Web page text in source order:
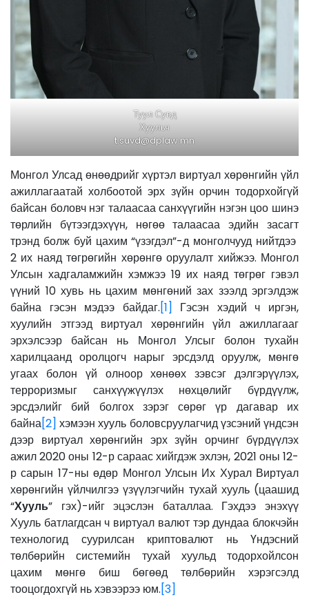
Туул Сувд
Хуульч
t.suvd@dplaw.mn
Монгол Улсад өнөөдрийг хүртэл виртуал хөрөнгийн үйл
ажиллагаатай холбоотой эрх зүйн орчин тодорхойгүй
байсан боловч нэг талаасаа санхүүгийн нэгэн цоо шинэ
төрлийн бүтээгдэхүүн, нөгөө талаасаа эдийн засагт
трэнд болж буй цахим “үзэгдэл”-д монголчууд нийтдээ
2 их наяд төгрөгийн хөрөнгө оруулалт хийжээ. Монгол
Улсын хадгаламжийн хэмжээ 19 их наяд төгрөг гэвэл
үүний 10 хувь нь цахим мөнгөний зах зээлд эргэлдэж
байна гэсэн мэдээ байдаг.[1]
Гэсэн хэдий ч иргэн,
хуулийн этгээд виртуал хөрөнгийн үйл ажиллагааг
эрхэлсээр байсан нь Монгол Улсыг болон тухайн
харилцаанд оролцогч нарыг эрсдэлд оруулж, мөнгө
угаах болон үй олноор хөнөөх зэвсэг дэлгэрүүлэх,
терроризмыг санхүүжүүлэх нөхцөлийг бүрдүүлж,
эрсдэлийг бий болгох зэрэг сөрөг үр дагавар их
байна[2] хэмээн хууль боловсруулагчид үзсэний үндсэн
дээр виртуал хөрөнгийн эрх зүйн орчинг бүрдүүлэх
ажил 2020 оны 12-р сараас хийгдэж эхлэн, 2021 оны 12-
р сарын 17-ны өдөр Монгол Улсын Их Хурал Виртуал
хөрөнгийн үйлчилгээ үзүүлэгчийн тухай хууль (цаашид
“Хууль” гэх)-ийг эцэслэн баталлаа. Гэхдээ энэхүү
Хууль батлагдсан ч виртуал валют тэр дундаа блокчэйн
технологид суурилсан криптовалют нь Үндэсний
төлбөрийн системийн тухай хуульд тодорхойлсон
цахим мөнгө биш бөгөөд төлбөрийн хэрэгсэлд
тооцогдохгүй нь хэвээрээ юм.[3]